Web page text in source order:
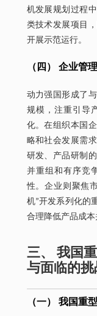
机发展规划过程
类技术发展项目
开展示范运行。
（四） 企业管
动力强国形成了
规模，注重引导
化。在组织本国
略和社会发展需
研发、产品研制
并重组和有序竞
性。企业则聚焦
机”开发系列化的
合理降低产品成本
三、 我国
与面临的挑
（一） 我国重